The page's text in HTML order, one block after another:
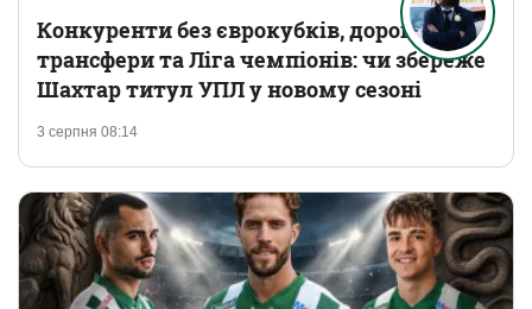
3 серпня 08:14
Конкуренти без єврокубків, дорогі
трансфери та Ліга чемпіонів: чи збереже
Шахтар титул УПЛ у новому сезоні